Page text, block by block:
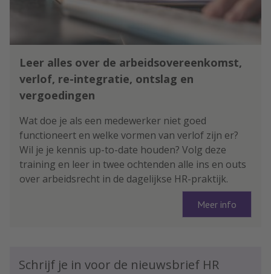
Leer alles over de arbeidsovereenkomst,
verlof, re-integratie, ontslag en
vergoedingen
Wat doe je als een medewerker niet goed
functioneert en welke vormen van verlof zijn er?
Wil je je kennis up-to-date houden? Volg deze
training en leer in twee ochtenden alle ins en outs
over arbeidsrecht in de dagelijkse HR-praktijk.
Meer info
Schrijf je in voor de nieuwsbrief HR